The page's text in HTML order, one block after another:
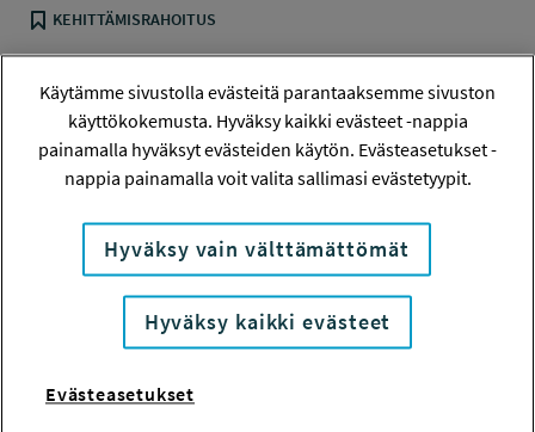
KEHITTÄMISRAHOITUS
Hanketiedot
Tiivistelmä
Hanketiedot
HANKENUMERO
Käytämme sivustolla evästeitä parantaaksemme sivuston
käyttökokemusta. Hyväksy kaikki evästeet -nappia
painamalla hyväksyt evästeiden käytön. Evästeasetukset -
nappia painamalla voit valita sallimasi evästetyypit.
Hyväksy vain välttämättömät
Hyväksy kaikki evästeet
Evästeasetukset